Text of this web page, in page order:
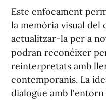
Este enfocament
la memòria visual del
actualitzar-la per a
podran reconéixer
reinterpretats amb
contemporanis. La
dialogue amb